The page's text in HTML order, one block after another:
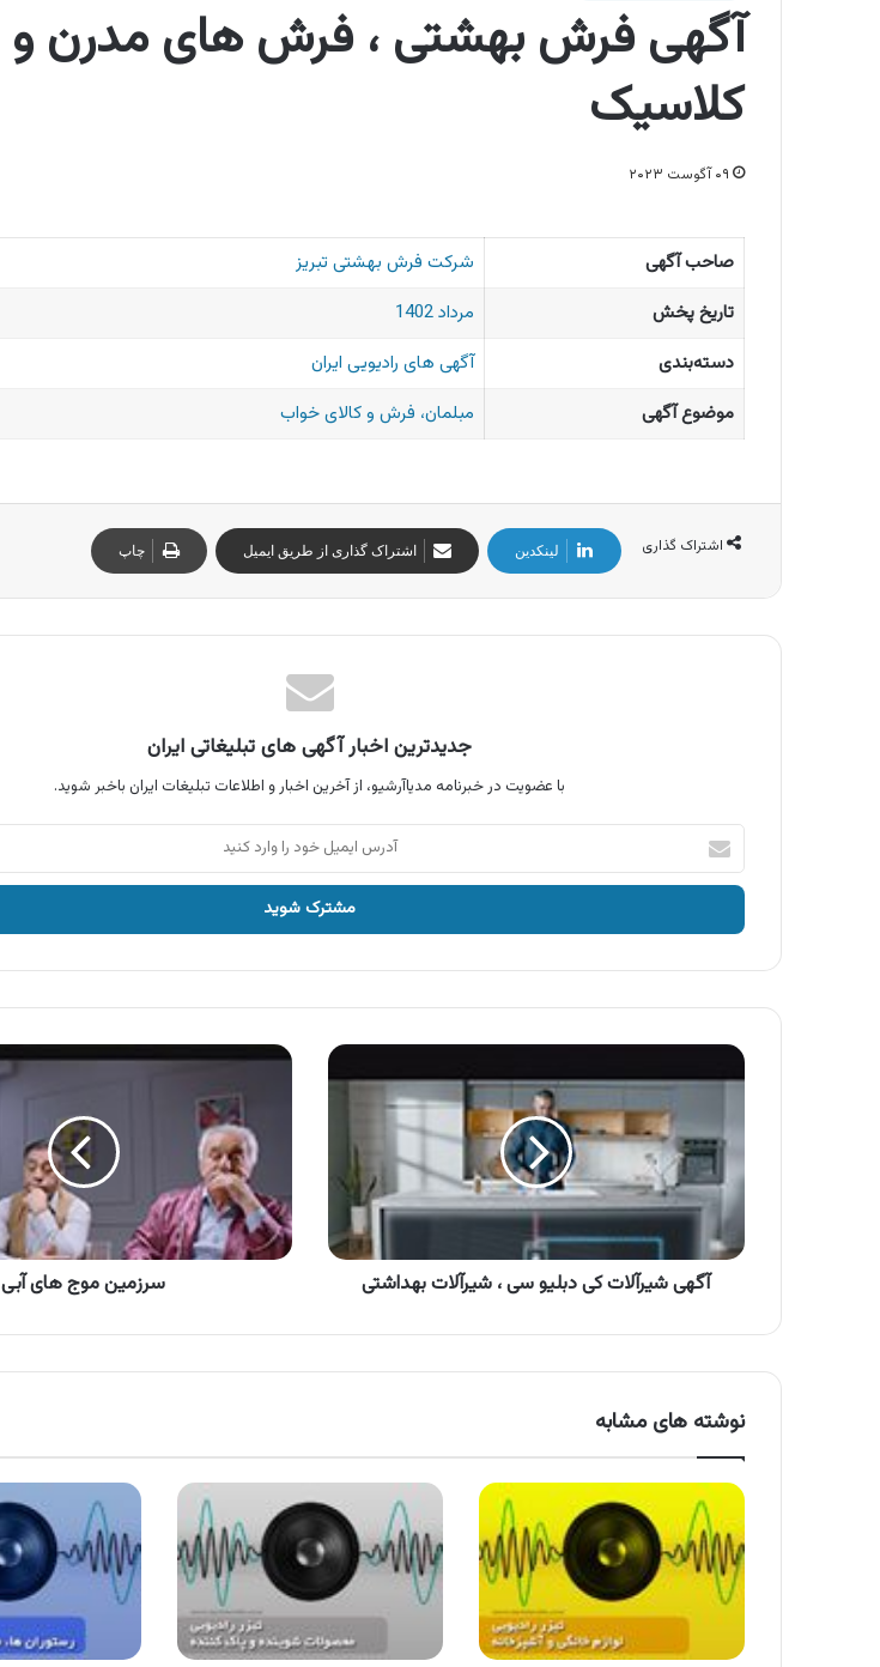
آگهی فرش بهشتی ، فرش های مدرن و
کلاسیک
۰۹ آگوست ۲۰۲۳
صاحب آگهی
شرکت فرش بهشتی تبریز
تاریخ پخش
مرداد 1402
دسته‌بندی
آگهی های رادیویی ایران
موضوع آگهی
مبلمان، فرش و کالای خواب
اشتراک گذاری لینکدین اشتراک گذاری از طریق ایمیل چاپ
جدیدترین اخبار آگهی های تبلیغاتی ایران
با عضویت در خبرنامه مدیاآرشیو، از آخرین اخبار و اطلاعات تبلیغات ایران باخبر شوید.
آدرس
ایمیل
خود
وارد
آگهی
شیرآلات
دبلیو
سی
،
شیرآلات
بهداشتی
آگهی شیرآلات کی دبلیو سی ، شیرآلات بهداشتی
سرزمین
سرزمین موج های آبی
نوشته های مشابه